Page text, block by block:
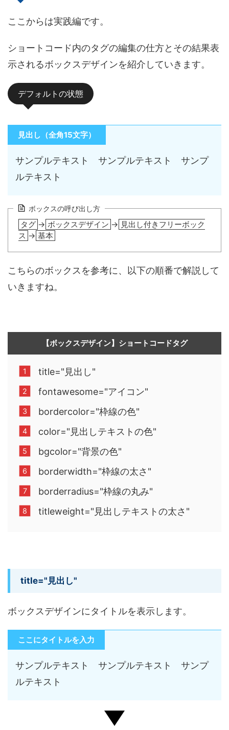
ここからは実践編です。
ショートコード内のタグの編集の仕方とその結果表
示されるボックスデザインを紹介していきます。
デフォルトの状態
見出し（全角15文字）
サンプルテキスト サンプルテキスト サンプ
ルテキスト
ボックスの呼び出し方
タグ → ボックスデザイン → 見出し付きフリーボック
ス → 基本
こちらのボックスを参考に、以下の順番で解説して
いきますね。
【ボックスデザイン】ショートコードタグ
title="見出し"
fontawesome="アイコン"
bordercolor="枠線の色"
color="見出しテキストの色"
bgcolor="背景の色"
borderwidth="枠線の太さ"
borderradius="枠線の丸み"
titleweight="見出しテキストの太さ"
title="見出し"
ボックスデザインにタイトルを表示します。
ここにタイトルを入力
サンプルテキスト サンプルテキスト サンプ
ルテキスト